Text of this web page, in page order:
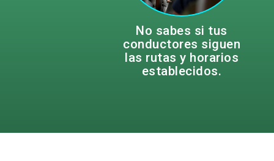
No sabes si tus
conductores siguen
las rutas y horarios
establecidos.
Esto expone a tu
equipo a riesgos
innecesarios y
compromete la
eficiencia operativa.